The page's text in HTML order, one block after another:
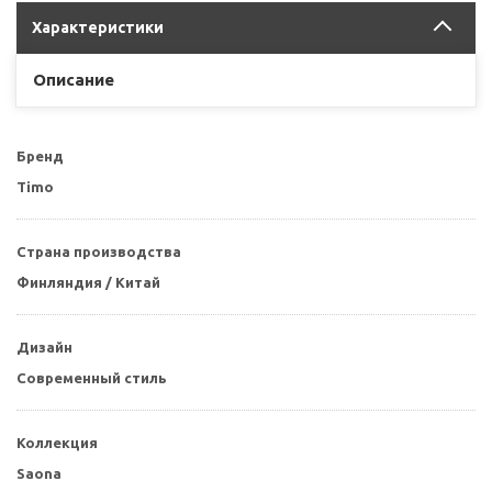
Характеристики
Описание
Бренд
Timo
Страна производства
Финляндия / Китай
Дизайн
Современный стиль
Коллекция
Saona